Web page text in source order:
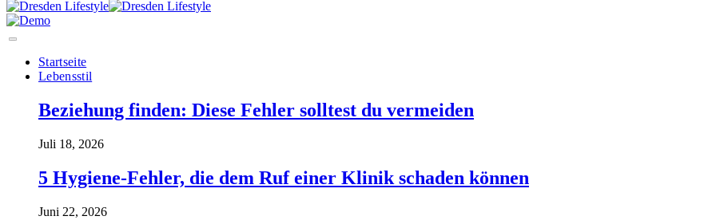
Startseite
Lebensstil
Beziehung finden: Diese Fehler solltest du vermeiden
Juli 18, 2026
5 Hygiene-Fehler, die dem Ruf einer Klinik schaden können
Juni 22, 2026